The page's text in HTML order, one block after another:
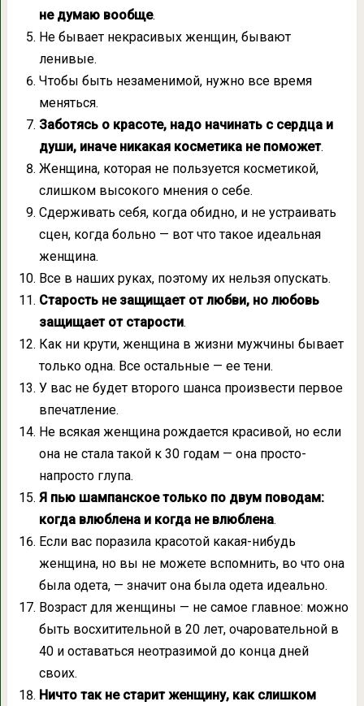
не думаю вообще.
Не бывает некрасивых женщин, бывают
ленивые.
Чтобы быть незаменимой, нужно все время
меняться.
Заботясь о красоте, надо начинать с сердца и
души, иначе никакая косметика не поможет.
Женщина, которая не пользуется косметикой,
слишком высокого мнения о себе.
Сдерживать себя, когда обидно, и не устраивать
сцен, когда больно — вот что такое идеальная
женщина.
Все в наших руках, поэтому их нельзя опускать.
Старость не защищает от любви, но любовь
защищает от старости.
Как ни крути, женщина в жизни мужчины бывает
только одна. Все остальные — ее тени.
У вас не будет второго шанса произвести первое
впечатление.
Не всякая женщина рождается красивой, но если
она не стала такой к 30 годам — она просто-
напросто глупа.
Я пью шампанское только по двум поводам:
когда влюблена и когда не влюблена.
Если вас поразила красотой какая-нибудь
женщина, но вы не можете вспомнить, во что она
была одета, — значит она была одета идеально.
Возраст для женщины — не самое главное: можно
быть восхитительной в 20 лет, очаровательной в
40 и оставаться неотразимой до конца дней
своих.
Ничто так не старит женщину, как слишком